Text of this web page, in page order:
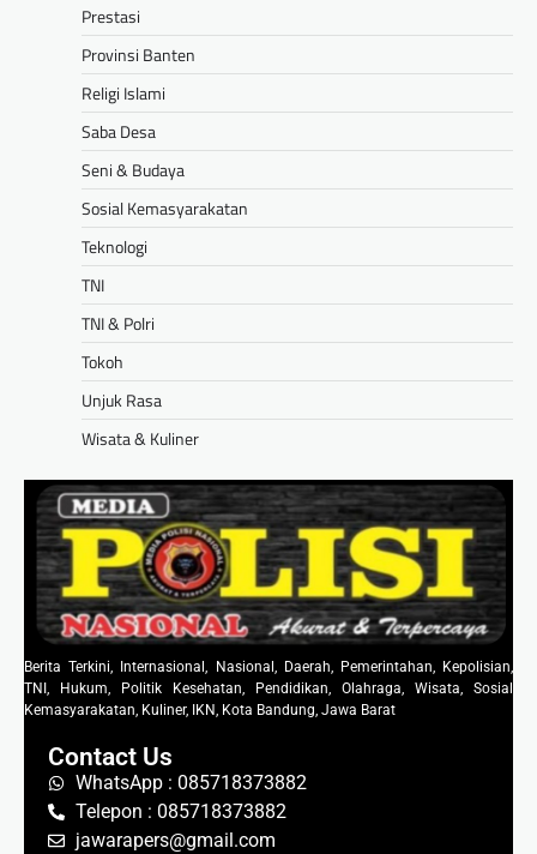
Prestasi
Provinsi Banten
Religi Islami
Saba Desa
Seni & Budaya
Sosial Kemasyarakatan
Teknologi
TNI
TNI & Polri
Tokoh
Unjuk Rasa
Wisata & Kuliner
Berita Terkini, Internasional, Nasional, Daerah, Pemerintahan, Kepolisian,
TNI, Hukum, Politik Kesehatan, Pendidikan, Olahraga, Wisata, Sosial
Kemasyarakatan, Kuliner, IKN, Kota Bandung, Jawa Barat
Contact Us
WhatsApp : 085718373882
Telepon : 085718373882
jawarapers@gmail.com